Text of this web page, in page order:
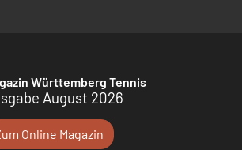
Württemberg Tennis
August 2026
Online Magazin